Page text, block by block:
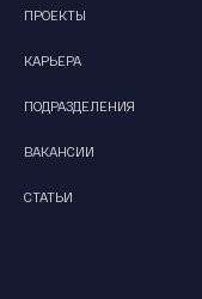
ПРОЕКТЫ
КАРЬЕРА
ПОДРАЗДЕЛЕНИЯ
ВАКАНСИИ
СТАТЬИ